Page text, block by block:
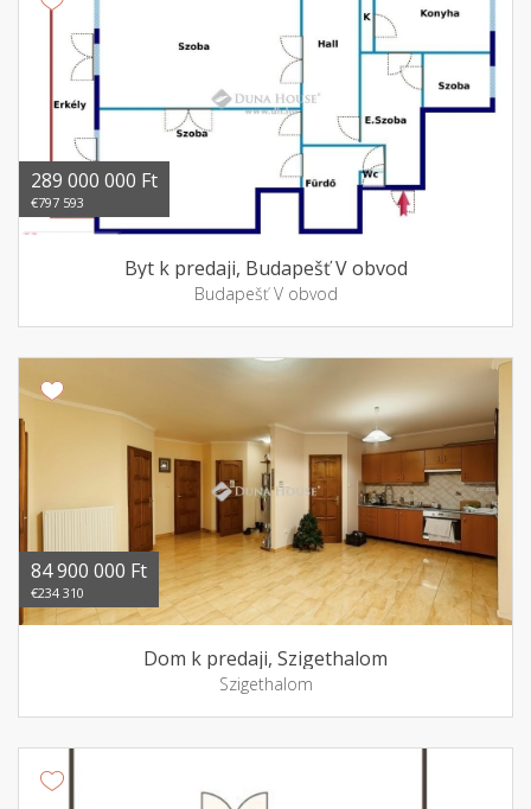
289 000 000 Ft
€797 593
Byt k predaji, Budapešť V obvod
Budapešť V obvod
84 900 000 Ft
€234 310
Dom k predaji, Szigethalom
Szigethalom